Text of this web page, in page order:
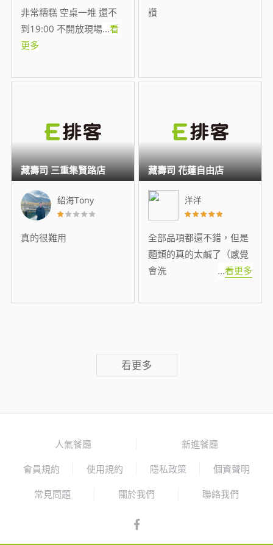
非常糟糕 空桌一堆 還不
到19:00 不開放現場...看
更多
讚
紹海Tony
真的很難用
藏壽司 三重集賢路店
洋洋
全部品項都還不錯，但是
麵類的真的太鹹了（感覺
會洗
...看更多
藏壽司 花蓮自由店
看更多
人氣餐廳 新進餐廳
會員規約 使用規約 隱私政策 個資聲明
常見問題 關於我們 聯絡我們